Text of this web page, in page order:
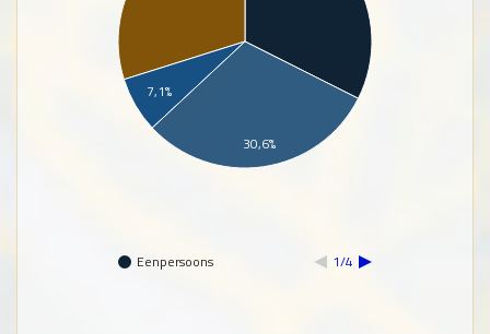
Eenpersoons 1/4
7,1%
30,6%